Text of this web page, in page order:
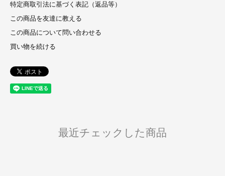
特定商取引法に基づく表記（返品等）
この商品を友達に教える
この商品について問い合わせる
買い物を続ける
最近チェックした商品